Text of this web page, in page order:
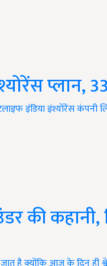
प्लान,
इंडिया इंश्योरेंस
की